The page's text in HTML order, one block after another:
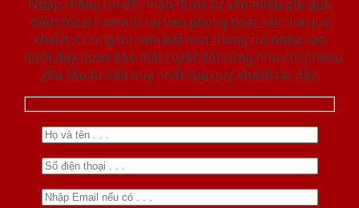
Nhập thông tin để nhận được tư vấn miễn phí qua
điện thoại / email/ tại văn phòng hoặc tại nhà quý
khách. Chúng tôi cam kết mọi thông tin nhập vào
dưới đây được bảo mật tuyệt đối cũng như chỉ phục vụ
yêu cầu tư vấn duy nhất của quý khách tại đây.